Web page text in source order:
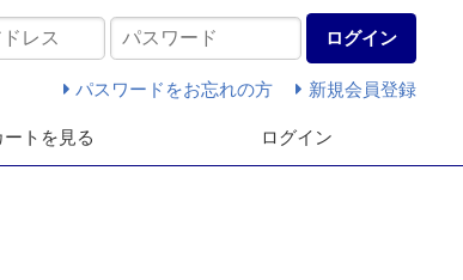
ログイン
パスワードをお忘れの方 新規会員登録
ートを見る ログイン